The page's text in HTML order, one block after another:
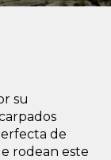
su
de
rodean este